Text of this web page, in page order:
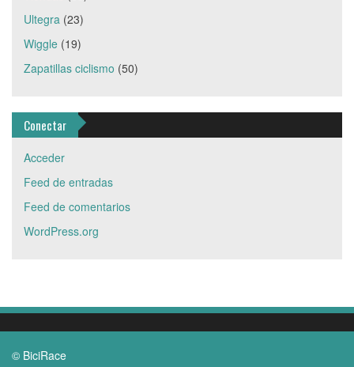
Ultegra (23)
Wiggle (19)
Zapatillas ciclismo (50)
Conectar
Acceder
Feed de entradas
Feed de comentarios
WordPress.org
© BiciRace